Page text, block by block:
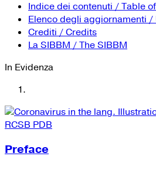
Tutti i siti Zanichelli per la scuola
Collezioni Università
Facebook
Twitter
Instagram
Instagram scuola
Mail
Indice dei contenuti / Table
Elenco degli aggiornamenti /
Crediti / Credits
La SIBBM / The SIBBM
In Evidenza
Preface